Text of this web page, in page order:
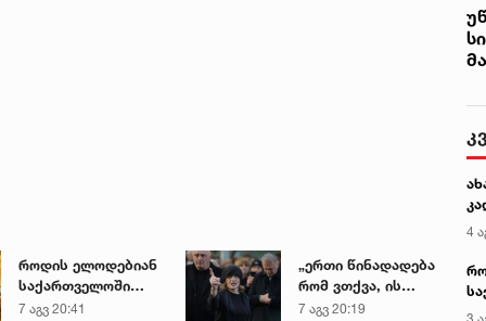
როდის ელოდებიან
საქართველოში
+40-გრადუსიან
7 აგვ 20:41
„ერთი წინადადება
რომ ვთქვა, ის
გახდის ნათელს,
7 აგვ 20:19
4